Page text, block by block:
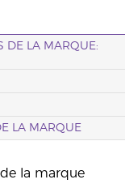
DE LA MARQUE:
LA MARQUE
de la marque